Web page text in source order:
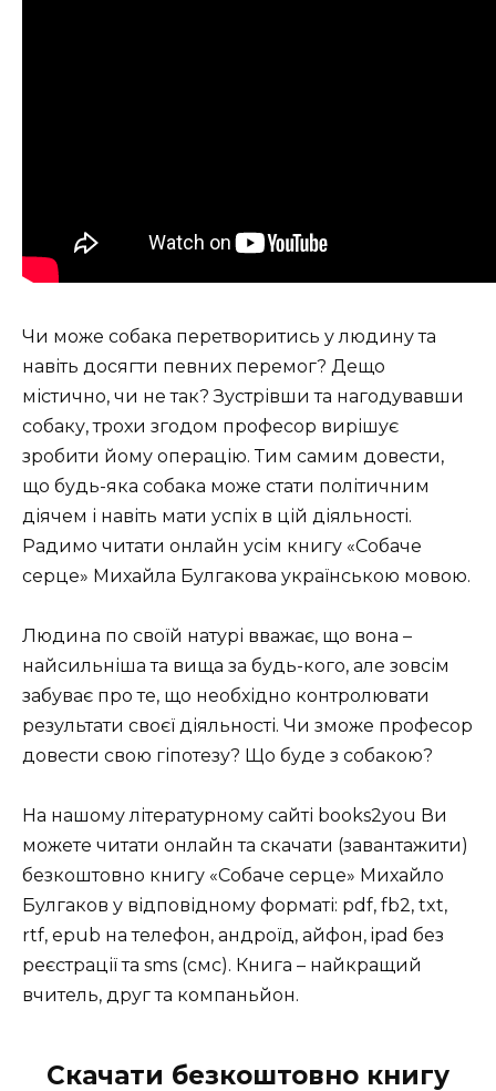
Чи може собака перетворитись у людину та
навіть досягти певних перемог? Дещо
містично, чи не так? Зустрівши та нагодувавши
собаку, трохи згодом професор вирішує
зробити йому операцію. Тим самим довести,
що будь-яка собака може стати політичним
діячем і навіть мати успіх в цій діяльності.
Радимо читати онлайн усім книгу «Собаче
серце» Михайла Булгакова українською мовою.
Людина по своїй натурі вважає, що вона –
найсильніша та вища за будь-кого, але зовсім
забуває про те, що необхідно контролювати
результати своєї діяльності. Чи зможе професор
довести свою гіпотезу? Що буде з собакою?
На нашому літературному сайті books2you Ви
можете читати онлайн та скачати (завантажити)
безкоштовно книгу «Собаче серце» Михайло
Булгаков у відповідному форматі: pdf, fb2, txt,
rtf, epub на телефон, андроїд, айфон, ipad без
реєстрації та sms (смс). Книга – найкращий
вчитель, друг та компаньйон.
Скачати безкоштовно книгу